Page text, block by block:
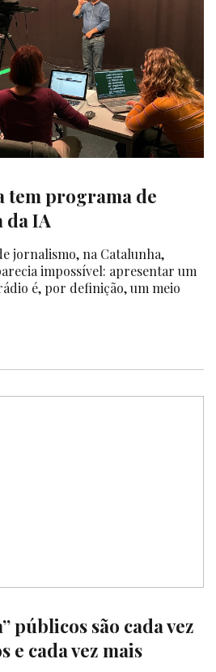
tem programa de
da IA
jornalismo, na Catalunha,
impossível: apresentar um
é, por definição, um meio
públicos são cada vez
e cada vez mais